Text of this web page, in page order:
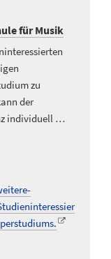
für Musik
zu
der
individuell …